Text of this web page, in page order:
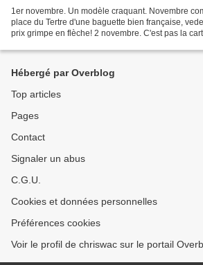
1er novembre. Un modèle craquant. Novembre
place du Tertre d'une baguette bien française,
prix grimpe en flèche! 2 novembre. C'est pas la
Hébergé par Overblog
Top articles
Pages
Contact
Signaler un abus
C.G.U.
Cookies et données personnelles
Préférences cookies
Voir le profil de chriswac sur le portail